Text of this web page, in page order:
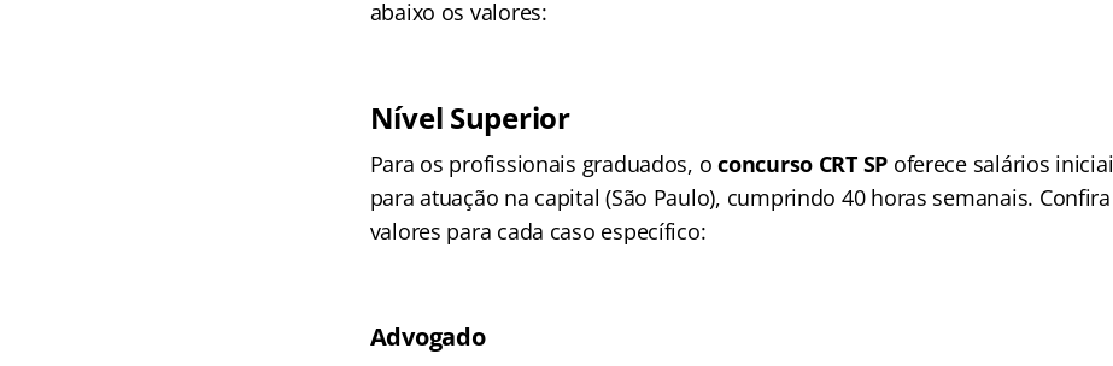
abaixo os valores:
Nível Superior
Para os profissionais graduados, oconcurso CRT SP oferece salários
para atuação na capital (São Paulo), cumprindo 40 horas semanais.
valores para cada caso específico:
Advogado